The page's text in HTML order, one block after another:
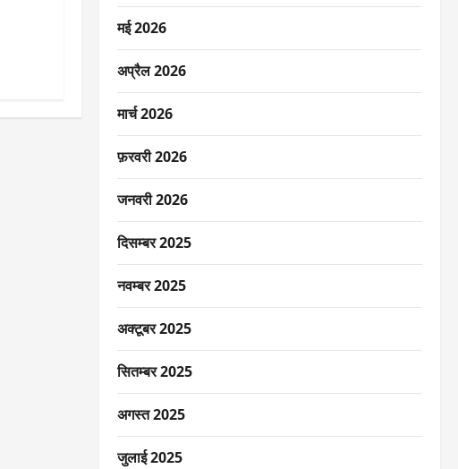
मई 2026
अप्रैल 2026
मार्च 2026
फ़रवरी 2026
जनवरी 2026
दिसम्बर 2025
नवम्बर 2025
अक्टूबर 2025
सितम्बर 2025
अगस्त 2025
जुलाई 2025